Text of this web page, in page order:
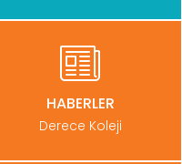
HABERLER
Derece Koleji